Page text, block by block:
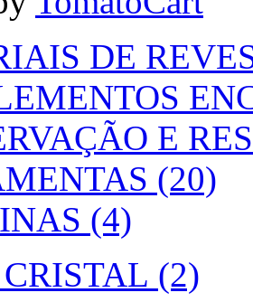
DE
E
(20)
(4)
(2)